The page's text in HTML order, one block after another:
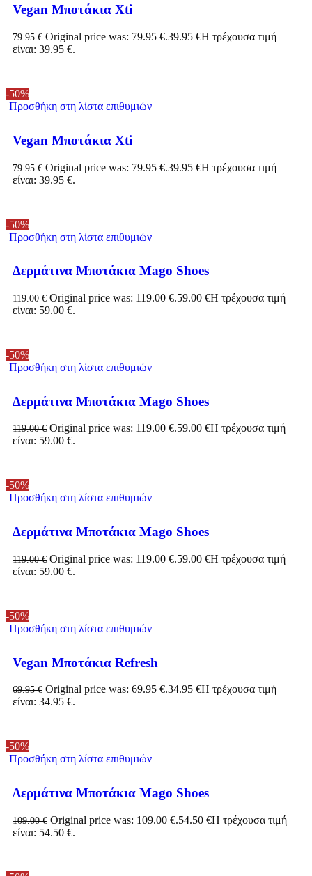
Vegan Μποτάκια Xti
79.95€ Original price was: 79.95 €.39.95 €Η τρέχουσα τιμή
είναι: 39.95 €.
-50%
Προσθήκη στη λίστα επιθυμιών
Vegan Μποτάκια Xti
79.95€ Original price was: 79.95 €.39.95 €Η τρέχουσα τιμή
είναι: 39.95 €.
-50%
Προσθήκη στη λίστα επιθυμιών
Δερμάτινα Μποτάκια Mago Shoes
119.00€ Original price was: 119.00 €.59.00 €Η τρέχουσα τιμή
είναι: 59.00 €.
-50%
Προσθήκη στη λίστα επιθυμιών
Δερμάτινα Μποτάκια Mago Shoes
119.00€ Original price was: 119.00 €.59.00 €Η τρέχουσα τιμή
είναι: 59.00 €.
-50%
Προσθήκη στη λίστα επιθυμιών
Δερμάτινα Μποτάκια Mago Shoes
119.00€ Original price was: 119.00 €.59.00 €Η τρέχουσα τιμή
είναι: 59.00 €.
-50%
Προσθήκη στη λίστα επιθυμιών
Vegan Μποτάκια Refresh
69.95€ Original price was: 69.95 €.34.95 €Η τρέχουσα τιμή
είναι: 34.95 €.
-50%
Προσθήκη στη λίστα επιθυμιών
Δερμάτινα Μποτάκια Mago Shoes
109.00€ Original price was: 109.00 €.54.50 €Η τρέχουσα τιμή
είναι: 54.50 €.